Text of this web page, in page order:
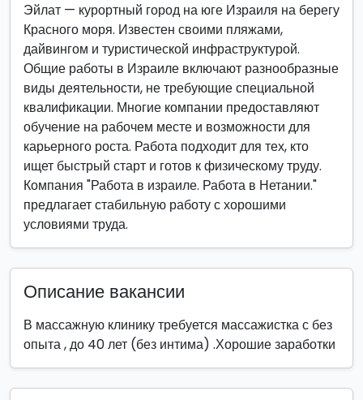
Эйлат — курортный город на юге Израиля на берегу
Красного моря. Известен своими пляжами,
дайвингом и туристической инфраструктурой.
Общие работы в Израиле включают разнообразные
виды деятельности, не требующие специальной
квалификации. Многие компании предоставляют
обучение на рабочем месте и возможности для
карьерного роста. Работа подходит для тех, кто
ищет быстрый старт и готов к физическому труду.
Компания "Работа в израиле. Работа в Нетании."
предлагает стабильную работу с хорошими
условиями труда.
Описание вакансии
В массажную клинику требуется массажистка с без
опыта , до 40 лет (без интима) .Хорошие заработки